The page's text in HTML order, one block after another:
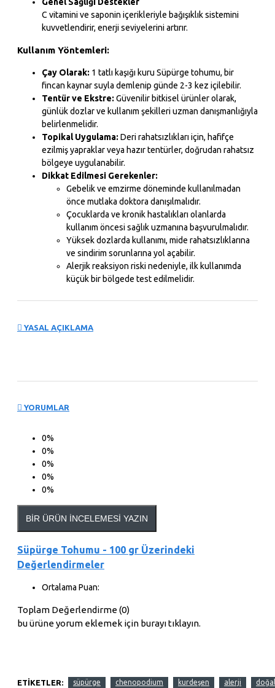
C vitamini ve saponin içerikleriyle bağışıklık sistemini
kuvvetlendirir, enerji seviyelerini artırır.
Kullanım Yöntemleri:
Çay Olarak: 1 tatlı kaşığı kuru Süpürge tohumu, bir
fincan kaynar suyla demlenip günde 2-3 kez içilebilir.
Tentür ve Ekstre: Güvenilir bitkisel ürünler olarak,
günlük dozlar ve kullanım şekilleri uzman danışmanlığıyla
belirlenmelidir.
Topikal Uygulama: Deri rahatsızlıkları için, hafifçe
ezilmiş yapraklar veya hazır tentürler, doğrudan rahatsız
bölgeye uygulanabilir.
Dikkat Edilmesi Gerekenler:
Gebelik ve emzirme döneminde kullanılmadan
önce mutlaka doktora danışılmalıdır.
Çocuklarda ve kronik hastalıkları olanlarda
kullanım öncesi sağlık uzmanına başvurulmalıdır.
Yüksek dozlarda kullanımı, mide rahatsızlıklarına
ve sindirim sorunlarına yol açabilir.
Alerjik reaksiyon riski nedeniyle, ilk kullanımda
küçük bir bölgede test edilmelidir.
YASAL AÇIKLAMA
YORUMLAR
0%
0%
0%
0%
0%
BIR ÜRÜN İNCELEMESI YAZIN
Süpürge Tohumu - 100 gr Üzerindeki
Değerlendirmeler
Ortalama Puan:
Toplam Değerlendirme (0)
bu ürüne yorum eklemek için burayı tıklayın.
ETIKETLER:
süpürge
chenopodium
kurdeşen
alerji
doğal